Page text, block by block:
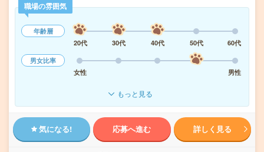
職場の雰囲気
年齢層
20代
30代 40代 50代
60代
男女比率
女性
男性
もっと見る
気になる! 応募へ進む 詳しく見る